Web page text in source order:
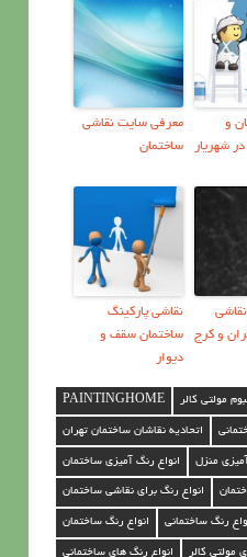
و
شهریار
معرفي سايت نقاشي
ساختمان
و کرج
نقاشی پارکینگ
ساختمان سقف و
دیوار
PAINTINGHOME مولتی کالر
اتحادیه نقاشان ساختمان تهران
انواع رنگ آمیزی ساختمان منزل
انواع رنگ برای نقاشی ساختمان
انواع رنگ ساختمان رنگ ساختمانی
انواع رنگ های ساختمانی مولتی کالر